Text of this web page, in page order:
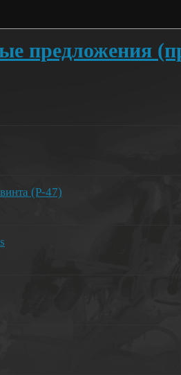
предложения
(P-47)